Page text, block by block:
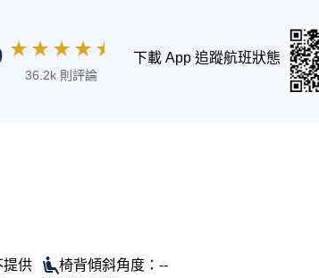
★ ★ ★ ★ ★
36.2k 則評論
下載 App 追蹤航班狀態
提供
椅背傾斜角度：--